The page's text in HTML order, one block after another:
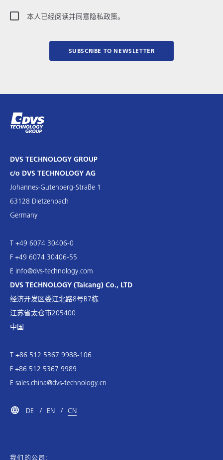
本人已经阅读并同意隐私政策。
SUBSCRIBE TO NEWSLETTER
DVS TECHNOLOGY GROUP
c/o DVS TECHNOLOGY AG
Johannes-Gutenberg-Straße 1
63128 Dietzenbach
Germany
T +49 6074 30406-0
F +49 6074 30406-55
E info@dvs-technology.com
DVS TECHNOLOGY (Taicang) Co., LTD
经济开发区娄江北路8号B7栋
江苏省太仓市205400
中国
T +86 512 5367 9988-106
F +86 512 5367 9989
E sales.china@dvs-technology.cn
DE EN CN
我们的公司: